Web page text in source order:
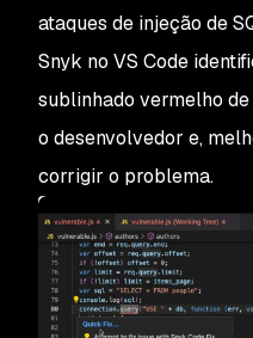
ataques de injeção de
Snyk no VS Code
sublinhado vermelho
o desenvolvedor e,
corrigir o problema.